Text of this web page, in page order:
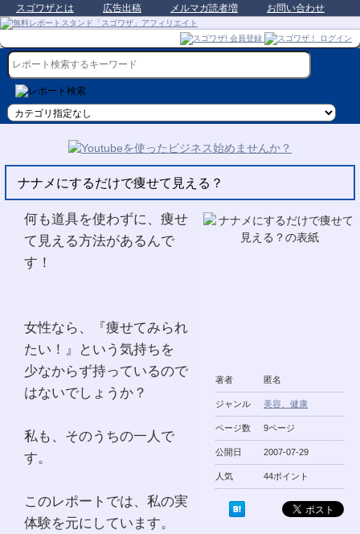
スゴワザとは 広告出稿 メルマガ読者増 お問い合わせ
ナナメにするだけで痩せて見える？
著者 匿名
ジャンル 美容、健康
ページ数 9ページ
公開日 2007-07-29
人気 44ポイント
何も道具を使わずに、痩せ
て見える方法があるんで
す！
女性なら、『痩せてみられ
たい！』という気持ちを
少なからず持っているので
はないでしょうか？
私も、そのうちの一人で
す。
このレポートでは、私の実
体験を元にしています。